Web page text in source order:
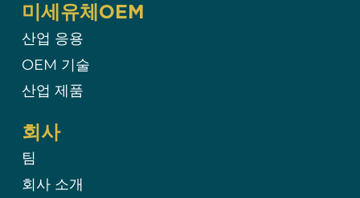
미세유체OEM
산업 응용
OEM 기술​
산업 제품
회사
팀
회사 소개